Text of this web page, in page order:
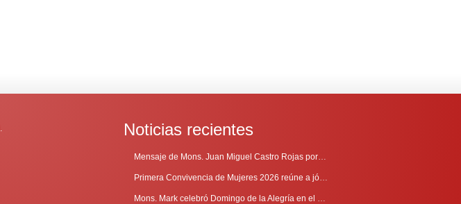
Noticias recientes
Mensaje de Mons. Juan Miguel Castro Rojas por el 69º Aniversario de Radio Sinaí
Primera Convivencia de Mujeres 2026 reúne a jóvenes en proceso de discernimiento vocacional
Mons. Mark celebró Domingo de la Alegría en el Sur